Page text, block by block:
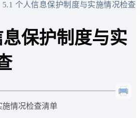
5.1 个人信息保护制度与实施情况检查
息保护制度与实
情况检查清单